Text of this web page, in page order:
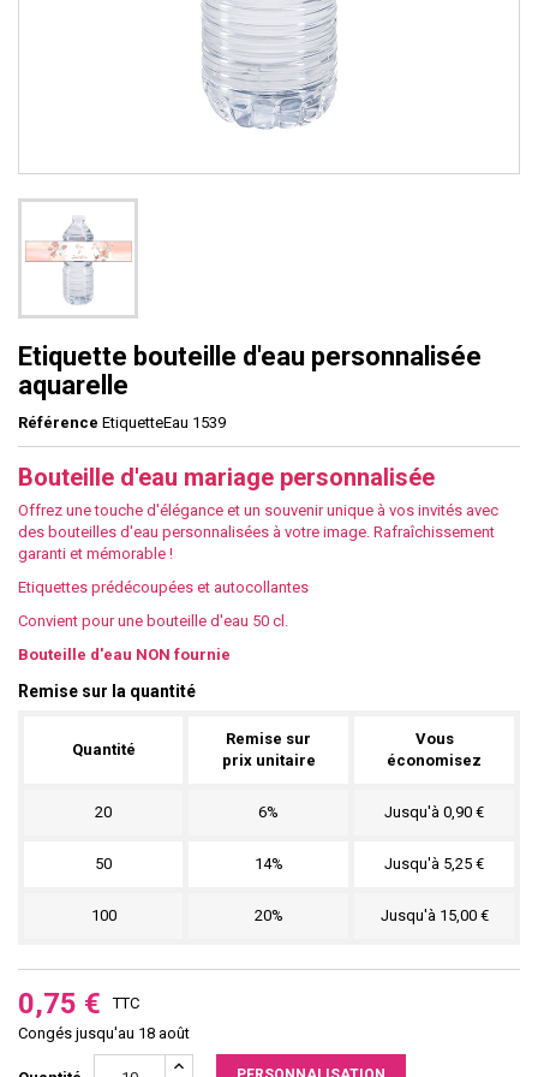
Etiquette bouteille d'eau personnalisée
aquarelle
Référence EtiquetteEau 1539
Bouteille d'eau mariage personnalisée
Offrez une touche d'élégance et un souvenir unique à vos invités avec
des bouteilles d'eau personnalisées à votre image. Rafraîchissement
garanti et mémorable !
Etiquettes prédécoupées et autocollantes
Convient pour une bouteille d'eau 50 cl.
Bouteille d'eau NON fournie
Remise sur la quantité
Quantité
Remise sur
prix unitaire
Vous
économisez
20 6% Jusqu'à 0,90 €
50 14% Jusqu'à 5,25 €
100 20% Jusqu'à 15,00 €
0,75 €
TTC
Congés jusqu'au 18 août